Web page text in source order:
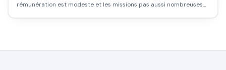
rémunération est modeste et les missions pas aussi nombreuses